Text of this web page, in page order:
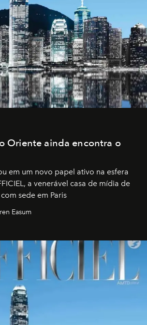
Oriente ainda encontra o
em um novo papel ativo na esfera
a venerável casa de mídia de
sede em Paris
Easum